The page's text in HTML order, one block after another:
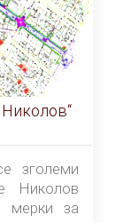
зголеми
Николов
мерки за